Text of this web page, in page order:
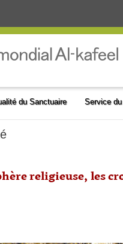
du Sanctuaire Service
religieuse, les